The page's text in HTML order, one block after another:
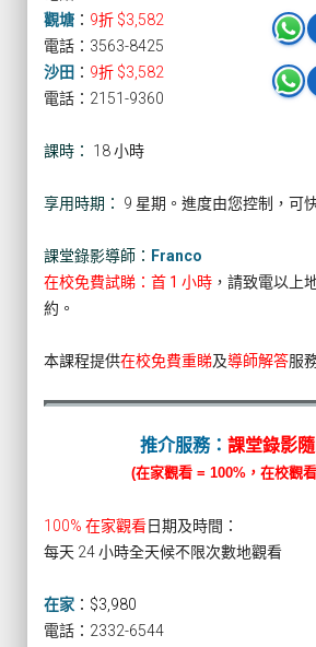
觀塘 ： 9折 $3,582
電話：3563-8425
沙田 ： 9折 $3,582
電話：2151-9360
課時： 18 小時
享用時期： 9 星期。進度由您控制，可
課堂錄影導師： Franco
在校免費試睇：首 1 小時 ，請致電以上
約。
本課程提供在校免費重睇及導師解答服
推介服務： 課堂錄影
(在家觀看 = 100%，在校觀
100% 在家觀看日期及時間：
每天 24 小時全天候不限次數地觀看
在家 ： $3,980
電話：2332-6544